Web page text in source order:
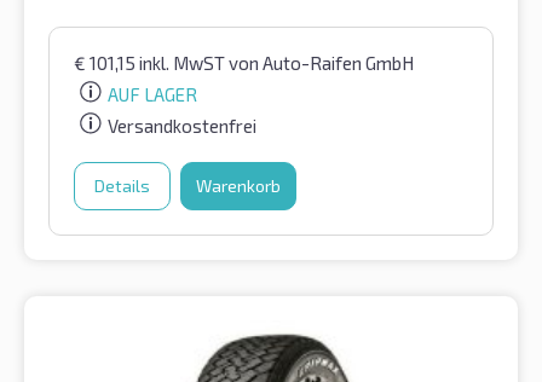
€ 101,15 inkl. MwSTvon Auto-Raifen GmbH
AUF LAGER
Versandkostenfrei
Details Warenkorb